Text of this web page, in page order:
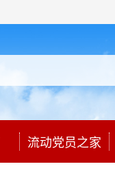
流动党员之家